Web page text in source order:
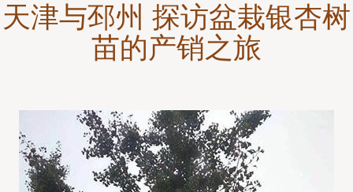
天津与邳州 探访盆栽银杏树
苗的产销之旅